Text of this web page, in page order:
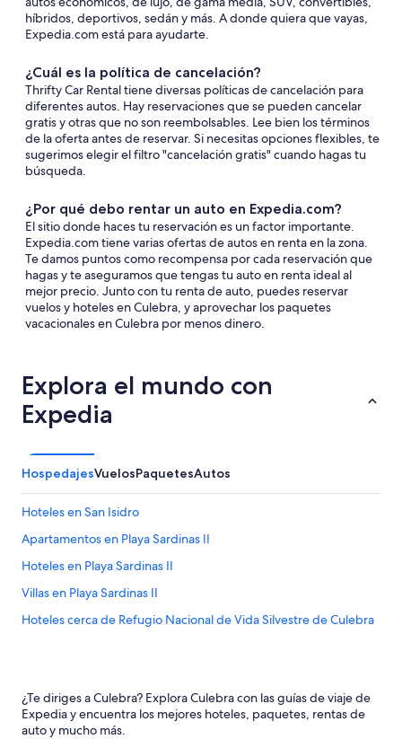
híbridos, deportivos, sedán y más. A donde quiera que vayas,
Expedia.com está para ayudarte.
¿Cuál es la política de cancelación?
Thrifty Car Rental tiene diversas políticas de cancelación para
diferentes autos. Hay reservaciones que se pueden cancelar
gratis y otras que no son reembolsables. Lee bien los términos
de la oferta antes de reservar. Si necesitas opciones flexibles, te
sugerimos elegir el filtro "cancelación gratis" cuando hagas tu
búsqueda.
¿Por qué debo rentar un auto en Expedia.com?
El sitio donde haces tu reservación es un factor importante.
Expedia.com tiene varias ofertas de autos en renta en la zona.
Te damos puntos como recompensa por cada reservación que
hagas y te aseguramos que tengas tu auto en renta ideal al
mejor precio. Junto con tu renta de auto, puedes reservar
vuelos y hoteles en Culebra, y aprovechar los paquetes
vacacionales en Culebra por menos dinero.
Explora el mundo con
Expedia
HospedajesVuelosPaquetesAutos
Hoteles en San Isidro
Apartamentos en Playa Sardinas II
Hoteles en Playa Sardinas II
Villas en Playa Sardinas II
Hoteles cerca de Refugio Nacional de Vida Silvestre de Culebra
¿Te diriges a Culebra? Explora Culebra con las guías de viaje de
Expedia y encuentra los mejores hoteles, paquetes, rentas de
auto y mucho más.